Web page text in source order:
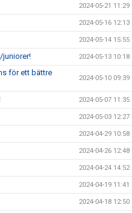
2024-05-21 11:29
2024-05-16 12:13
2024-05-14 15:55
juniorer! 2024-05-13 10:18
för ett bättre
2024-05-10 09:39
2024-05-07 11:35
2024-05-03 12:27
2024-04-29 10:58
2024-04-26 12:48
2024-04-24 14:52
2024-04-19 11:41
2024-04-18 12:50